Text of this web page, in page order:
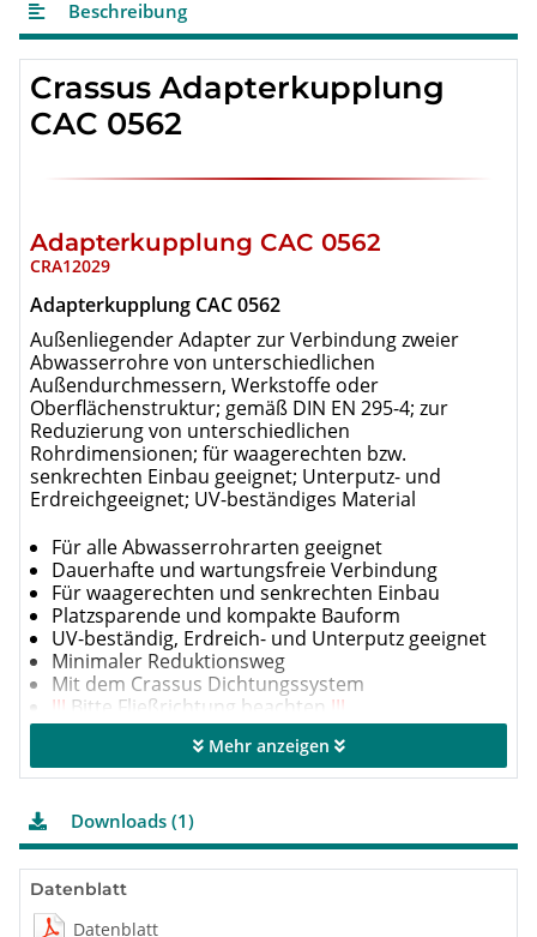
Beschreibung
Crassus Adapterkupplung
CAC 0562
Adapterkupplung CAC 0562
CRA12029
Adapterkupplung CAC 0562
Außenliegender Adapter zur Verbindung zweier
Abwasserrohre von unterschiedlichen
Außendurchmessern, Werkstoffe oder
Oberflächenstruktur; gemäß DIN EN 295-4; zur
Reduzierung von unterschiedlichen
Rohrdimensionen; für waagerechten bzw.
senkrechten Einbau geeignet; Unterputz- und
Erdreichgeeignet; UV-beständiges Material
Für alle Abwasserrohrarten geeignet
Dauerhafte und wartungsfreie Verbindung
Für waagerechten und senkrechten Einbau
Platzsparende und kompakte Bauform
UV-beständig, Erdreich- und Unterputz geeignet
Minimaler Reduktionsweg
Mit dem Crassus Dichtungssystem
!!! Bitte Fließrichtung beachten !!!
Spezifikation
Vakuumdruckdichte
Hochdruckspülfestigkeit
120 bar
Steckschlüsseleinsatz
Anzugsdrehmoment
Mehr anzeigen
Downloads (1)
Datenblatt
Datenblatt